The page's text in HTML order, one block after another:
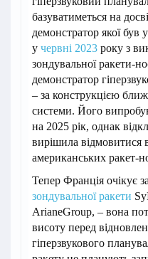
базуватиметься на
демонстратор якої
у червні 2023 року з
зондувальної ракети-
демонстратор
– за конструкцією
системи. Його
на 2025 рік, однак
вирішила відмовитися
американських ракет-
Тепер Франція очікує
зондувальної ракети
ArianeGroup, – вона
висоту перед
гіперзвукового